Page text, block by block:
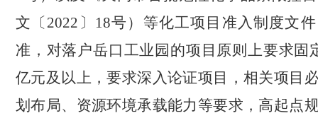
文〔2022〕18号）等化工项目准入制度文
准，对落户岳口工业园的项目原则上要求固
亿元及以上，要求深入论证项目，相关项目
划布局、资源环境承载能力等要求，高起点